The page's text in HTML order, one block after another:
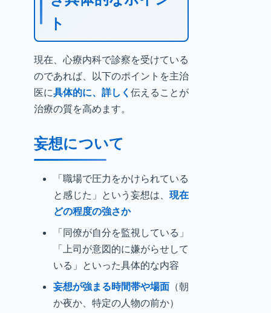
ト
現在、心療内科で診察を受けている
のであれば、以下のポイントを主治
医に具体的に、詳しく 伝えることが
治療の質を高めます。
妄想について
「職場で圧力をかけられている
と感じた」という妄想は、 現在
どの程度の強さか
「同僚が自分を監視している」
「上司が意図的に嫌がらせして
いる」といった具体的な内容
妄想が強まる時間帯や場面 （朝
か夜か、特定の人物の前か）